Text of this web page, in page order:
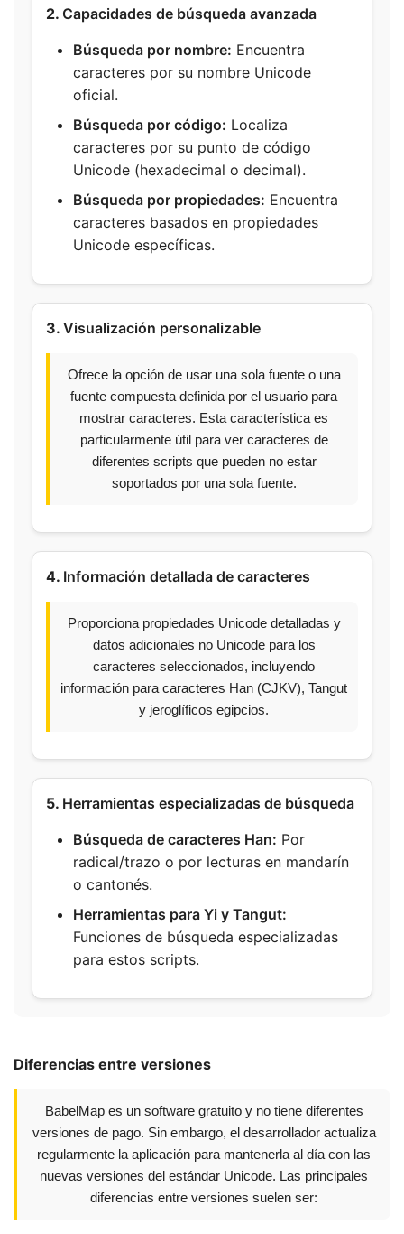
2. Capacidades de búsqueda avanzada
Búsqueda por nombre: Encuentra
caracteres por su nombre Unicode
oficial.
Búsqueda por código: Localiza
caracteres por su punto de código
Unicode (hexadecimal o decimal).
Búsqueda por propiedades: Encuentra
caracteres basados en propiedades
Unicode específicas.
3. Visualización personalizable
Ofrece la opción de usar una sola fuente o una
fuente compuesta definida por el usuario para
mostrar caracteres. Esta característica es
particularmente útil para ver caracteres de
diferentes scripts que pueden no estar
soportados por una sola fuente.
4. Información detallada de caracteres
Proporciona propiedades Unicode detalladas y
datos adicionales no Unicode para los
caracteres seleccionados, incluyendo
información para caracteres Han (CJKV), Tangut
y jeroglíficos egipcios.
5. Herramientas especializadas de búsqueda
Búsqueda de caracteres Han: Por
radical/trazo o por lecturas en mandarín
o cantonés.
Herramientas para Yi y Tangut:
Funciones de búsqueda especializadas
para estos scripts.
Diferencias entre versiones
BabelMap es un software gratuito y no tiene diferentes
versiones de pago. Sin embargo, el desarrollador actualiza
regularmente la aplicación para mantenerla al día con las
nuevas versiones del estándar Unicode. Las principales
diferencias entre versiones suelen ser: